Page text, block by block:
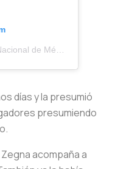
días y la presumió
presumiendo
acompaña a